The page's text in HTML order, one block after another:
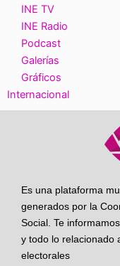
INE TV
INE Radio
Podcast
Galerías
Gráficos
Internacional
Es una plataforma
generados por la
Social. Te
y todo lo relacionado
electorales